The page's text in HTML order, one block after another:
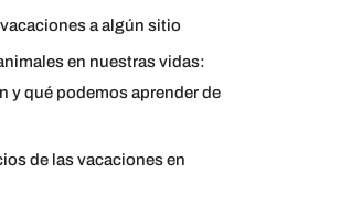
a algún sitio
en nuestras vidas:
y qué podemos aprender de
de las vacaciones en